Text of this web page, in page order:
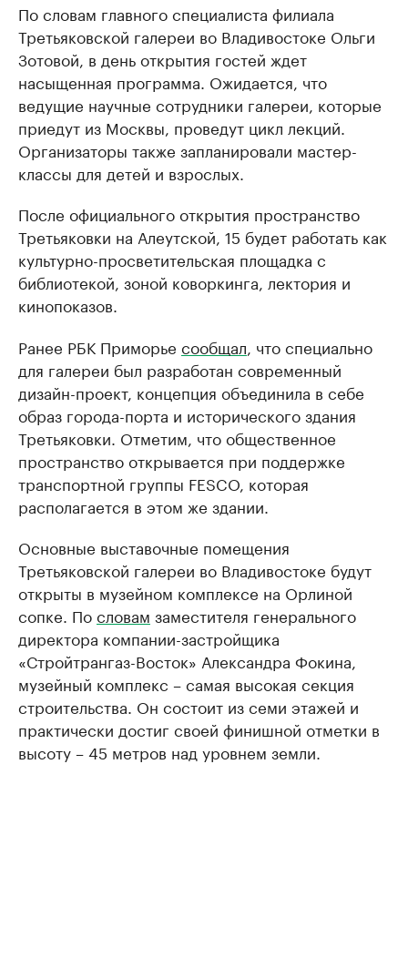
По словам главного специалиста филиала
Третьяковской галереи во Владивостоке Ольги
Зотовой, в день открытия гостей ждет
насыщенная программа. Ожидается, что
ведущие научные сотрудники галереи, которые
приедут из Москвы, проведут цикл лекций.
Организаторы также запланировали мастер-
классы для детей и взрослых.
После официального открытия пространство
Третьяковки на Алеутской, 15 будет работать как
культурно-просветительская площадка с
библиотекой, зоной коворкинга, лектория и
кинопоказов.
Ранее РБК Приморье сообщал , что специально
для галереи был разработан современный
дизайн-проект, концепция объединила в себе
образ города-порта и исторического здания
Третьяковки. Отметим, что общественное
пространство открывается при поддержке
транспортной группы FESCO, которая
располагается в этом же здании.
Основные выставочные помещения
Третьяковской галереи во Владивостоке будут
открыты в музейном комплексе на Орлиной
сопке. Пословам заместителя генерального
директора компании-застройщика
«Стройтрангаз-Восток» Александра Фокина,
музейный комплекс – самая высокая секция
строительства. Он состоит из семи этажей и
практически достиг своей финишной отметки в
высоту – 45 метров над уровнем земли.